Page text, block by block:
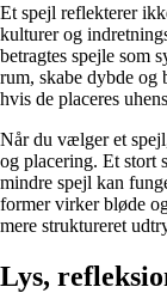
Et spejl reflekterer
kulturer og
betragtes spejle som
rum, skabe dybde og
hvis de placeres
Når du vælger et
og placering. Et stort
mindre spejl kan
former virker bløde
mere struktureret
Lys,